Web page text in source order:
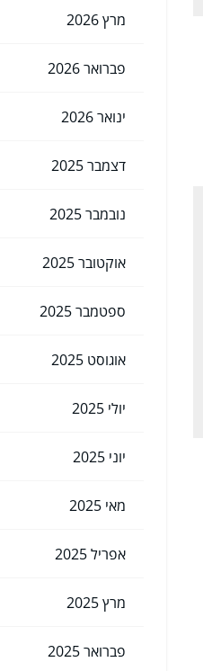
מרץ 2026
פברואר 2026
ינואר 2026
דצמבר 2025
נובמבר 2025
אוקטובר 2025
ספטמבר 2025
אוגוסט 2025
יולי 2025
יוני 2025
מאי 2025
אפריל 2025
מרץ 2025
פברואר 2025